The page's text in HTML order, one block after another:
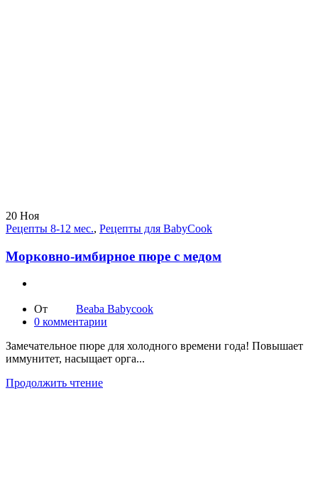
20 Ноя
Рецепты 8-12 мес., Рецепты для BabyCook
Морковно-имбирное пюре с медом
От
Beaba Babycook
0 комментарии
Замечательное пюре для холодного времени года! Повышает
иммунитет, насыщает орга...
Продолжить чтение